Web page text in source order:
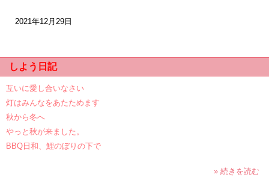
2021年12月29日
しよう日記
互いに愛し合いなさい
灯はみんなをあたためます
秋から冬へ
やっと秋が来ました。
BBQ日和、鯉のぼりの下で
» 続きを読む